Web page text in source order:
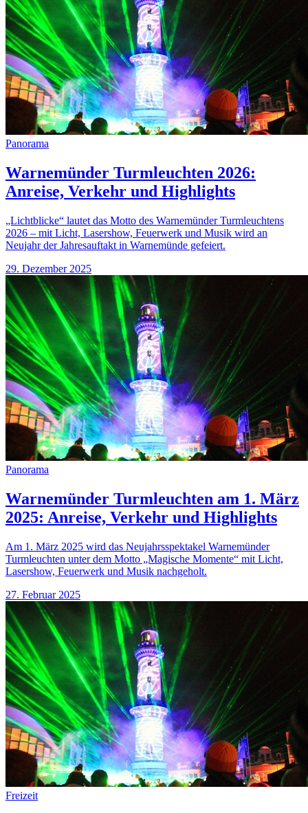
Panorama
Warnemünder Turmleuchten 2026:
Anreise, Verkehr und Highlights
„Lichtblicke“ lautet das Motto des Warnemünder Turmleuchtens
2026 – mit Licht, Lasershow, Feuerwerk und Musik wird an
Neujahr der Jahresauftakt in Warnemünde gefeiert.
29. Dezember 2025
Panorama
Warnemünder Turmleuchten am 1. März
2025: Anreise, Verkehr und Highlights
Am 1. März 2025 wird das Neujahrsspektakel Warnemünder
Turmleuchten unter dem Motto „Magische Momente“ mit Licht,
Lasershow, Feuerwerk und Musik nachgeholt.
27. Februar 2025
Freizeit